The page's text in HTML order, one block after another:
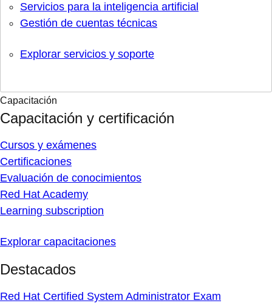
Servicios para la inteligencia artificial
Gestión de cuentas técnicas
Explorar servicios y soporte
Capacitación
Capacitación y certificación
Cursos y exámenes
Certificaciones
Evaluación de conocimientos
Red Hat Academy
Learning subscription
Explorar capacitaciones
Destacados
Red Hat Certified System Administrator Exam